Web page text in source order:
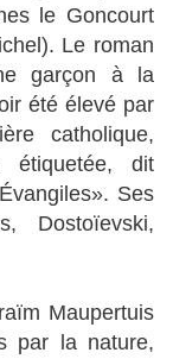
le Goncourt
Le roman
garçon à la
été élevé par
catholique,
dit
. Ses
Dostoïevski,
Maupertuis
par la nature,